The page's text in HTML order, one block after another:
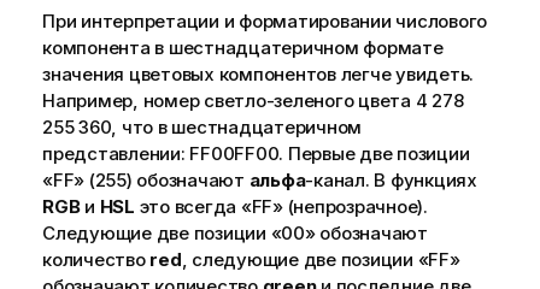
е
ч
а
н
и
е
к
и
н
ф
о
При интерпретации и форматировании числового
компонента в шестнадцатеричном формате
значения цветовых компонентов легче увидеть.
Например, номер светло-зеленого цвета 4 278
255 360, что в шестнадцатеричном
представлении: FF00FF00. Первые две позиции
«FF» (255) обозначают альфа-канал. В функциях
RGBи HSL это всегда «FF» (непрозрачное).
Следующие две позиции «00» обозначают
количество red , следующие две позиции «FF»